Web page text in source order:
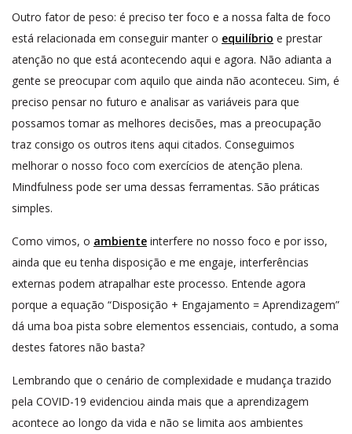
Outro fator de peso: é preciso ter foco e a nossa falta de foco
está relacionada em conseguir manter o equilíbrio e prestar
atenção no que está acontecendo aqui e agora. Não adianta a
gente se preocupar com aquilo que ainda não aconteceu. Sim, é
preciso pensar no futuro e analisar as variáveis para que
possamos tomar as melhores decisões, mas a preocupação
traz consigo os outros itens aqui citados. Conseguimos
melhorar o nosso foco com exercícios de atenção plena.
Mindfulness pode ser uma dessas ferramentas. São práticas
simples.
Como vimos, o ambiente interfere no nosso foco e por isso,
ainda que eu tenha disposição e me engaje, interferências
externas podem atrapalhar este processo. Entende agora
porque a equação “Disposição + Engajamento = Aprendizagem”
dá uma boa pista sobre elementos essenciais, contudo, a soma
destes fatores não basta?
Lembrando que o cenário de complexidade e mudança trazido
pela COVID-19 evidenciou ainda mais que a aprendizagem
acontece ao longo da vida e não se limita aos ambientes